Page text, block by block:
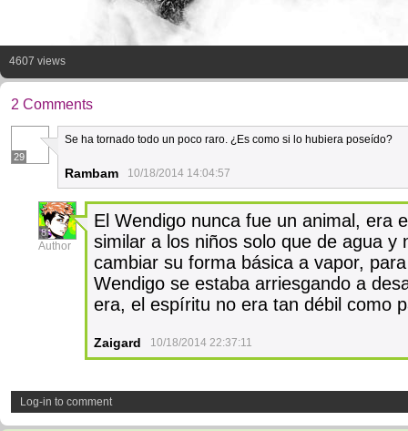
4607 views
2 Comments
29
Se ha tornado todo un poco raro. ¿Es como si lo hubiera poseído?
Rambam 10/18/2014 14:04:57
8
Author
El Wendigo nunca fue un animal, era
similar a los niños solo que de agua y
cambiar su forma básica a vapor,
Wendigo se estaba arriesgando a
era, el espíritu no era tan débil como
Zaigard 10/18/2014 22:37:11
Log-in to comment